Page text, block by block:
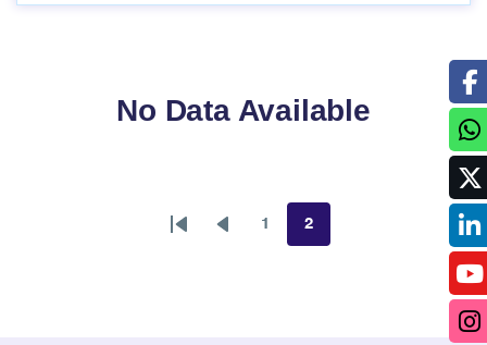
No Data Available
First
Previous
1 2